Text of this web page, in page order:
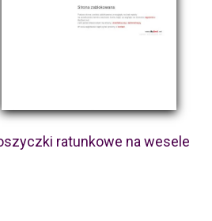
ratunkowe na wesele